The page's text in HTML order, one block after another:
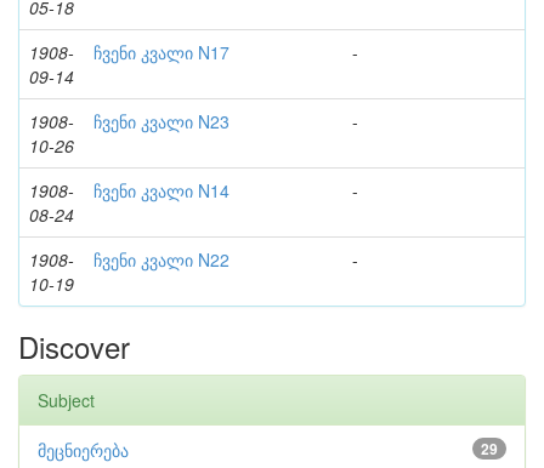
05-18
1908-
09-14
ჩვენი კვალი N17 -
1908-
10-26
ჩვენი კვალი N23 -
1908-
08-24
ჩვენი კვალი N14 -
1908-
10-19
ჩვენი კვალი N22 -
Discover
Subject
29
მეცნიერება